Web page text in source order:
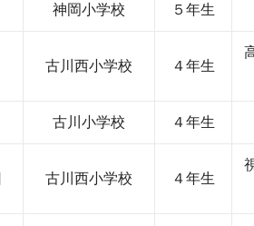
神岡小学校 ５年生
古川西小学校 ４年生
古川小学校 ４年生
古川西小学校 ４年生